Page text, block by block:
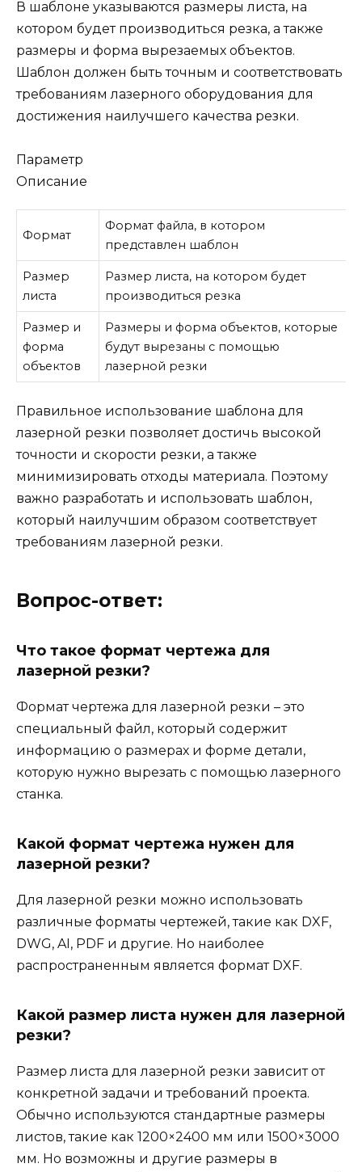
В шаблоне указываются размеры листа, на
котором будет производиться резка, а также
размеры и форма вырезаемых объектов.
Шаблон должен быть точным и соответствовать
требованиям лазерного оборудования для
достижения наилучшего качества резки.
Параметр
Описание
Формат
Формат файла, в котором
представлен шаблон
Размер
листа
Размер листа, на котором будет
производиться резка
Размер и
форма
объектов
Размеры и форма объектов, которые
будут вырезаны с помощью
лазерной резки
Правильное использование шаблона для
лазерной резки позволяет достичь высокой
точности и скорости резки, а также
минимизировать отходы материала. Поэтому
важно разработать и использовать шаблон,
который наилучшим образом соответствует
требованиям лазерной резки.
Вопрос-ответ:
Что такое формат чертежа для
лазерной резки?
Формат чертежа для лазерной резки – это
специальный файл, который содержит
информацию о размерах и форме детали,
которую нужно вырезать с помощью лазерного
станка.
Какой формат чертежа нужен для
лазерной резки?
Для лазерной резки можно использовать
различные форматы чертежей, такие как DXF,
DWG, AI, PDF и другие. Но наиболее
распространенным является формат DXF.
Какой размер листа нужен для лазерной
резки?
Размер листа для лазерной резки зависит от
конкретной задачи и требований проекта.
Обычно используются стандартные размеры
листов, такие как 1200×2400 мм или 1500×3000
мм. Но возможны и другие размеры в